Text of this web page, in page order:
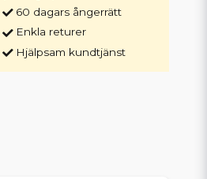
60 dagars ångerrätt
Enkla returer
Hjälpsam kundtjänst